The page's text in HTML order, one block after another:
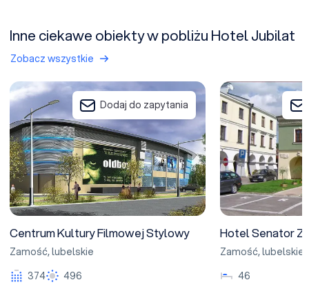
Inne ciekawe obiekty w pobliżu Hotel Jubilat
Zobacz wszystkie
Centrum Kultury Filmowej Stylowy
Dodaj do zapytania
Centrum Kultury Filmowej Stylowy
Zamość,lubelskie
374
496
Hotel Senator
Hotel Senator
Zamość,lubelskie
46